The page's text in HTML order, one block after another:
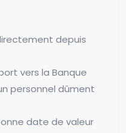
depuis
vers la Banque
personnel dûment
date de valeur